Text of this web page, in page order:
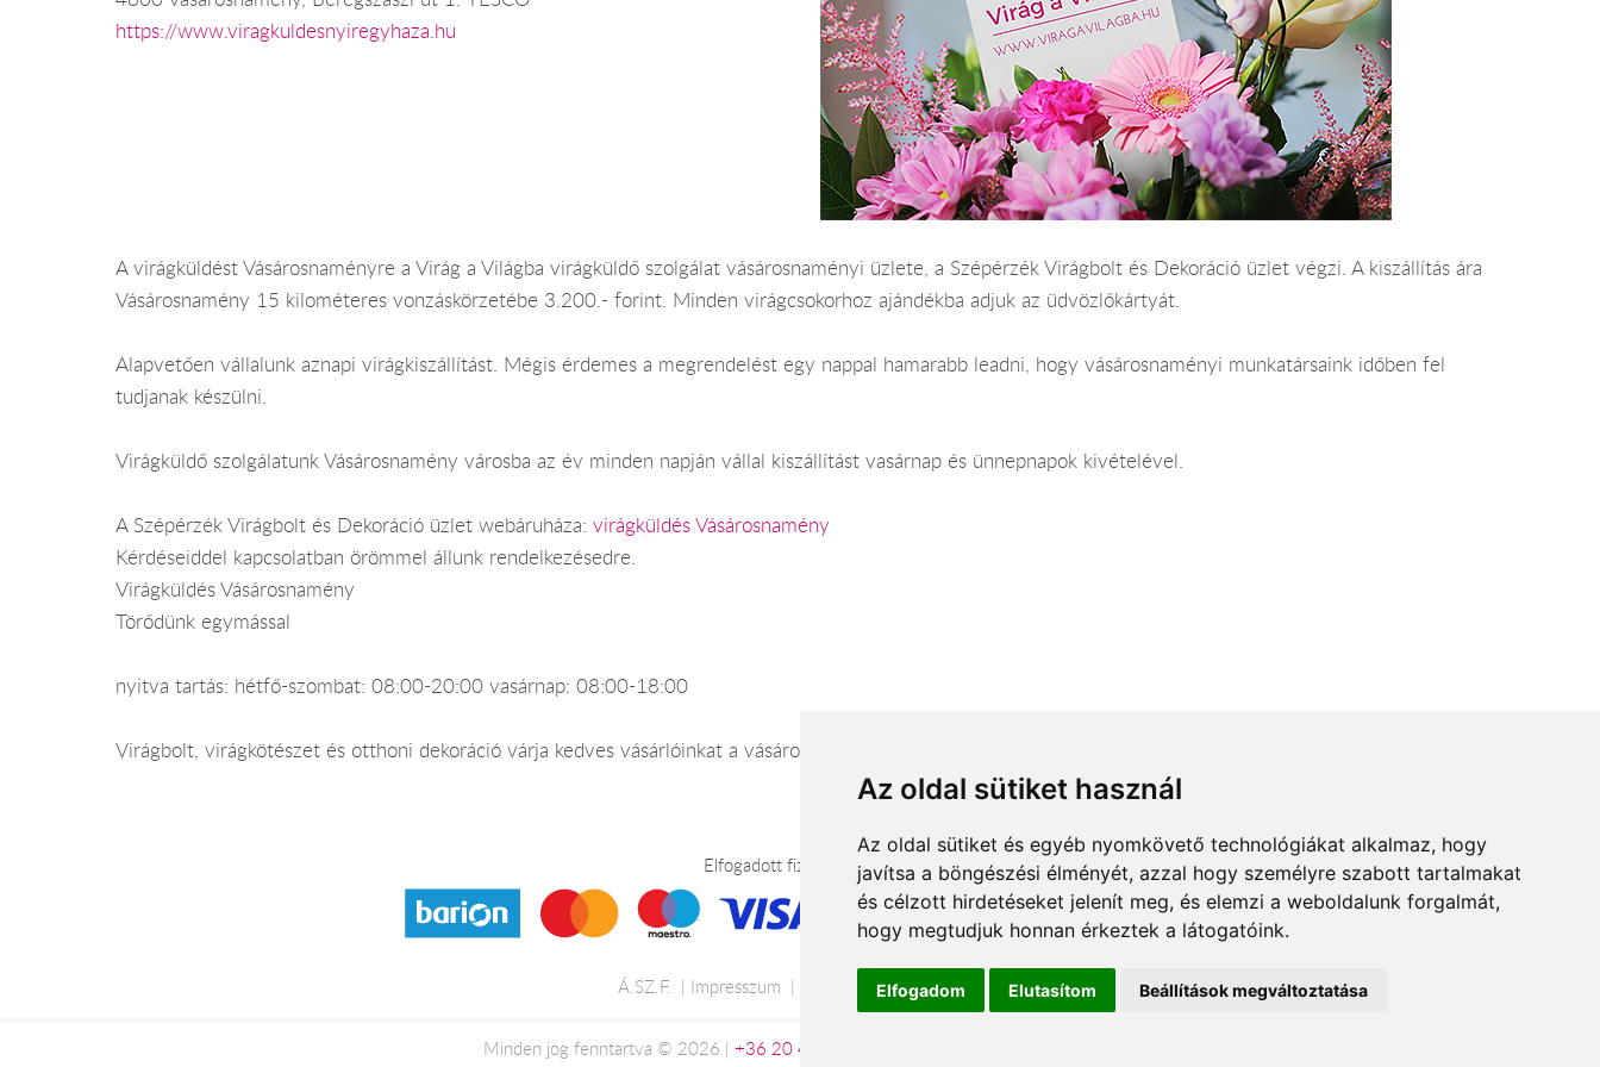
Az oldal sütiket használ
Az oldal sütiket és egyéb nyomkövető technológiákat alkalmaz, hogy
javítsa a böngészési élményét, azzal hogy személyre szabott tartalmakat
és célzott hirdetéseket jelenít meg, és elemzi a weboldalunk forgalmát,
hogy megtudjuk honnan érkeztek a látogatóink.
Elfogadom Elutasítom Beállítások megváltoztatása
https://www.viragkuldesnyiregyhaza.hu
A virágküldést Vásárosnaményre a Virág a Világba virágküldő szolgálat vásárosnaményi üzlete, a Szépérzék Virágbolt és Dekoráció üzlet végzi. A kiszállítás ára
Vásárosnamény 15 kilométeres vonzáskörzetébe 3.200.- forint. Minden virágcsokorhoz ajándékba adjuk az üdvözlőkártyát.
Alapvetően vállalunk aznapi virágkiszállítást. Mégis érdemes a megrendelést egy nappal hamarabb leadni, hogy vásárosnaményi munkatársaink időben fel
tudjanak készülni.
Virágküldő szolgálatunk Vásárosnamény városba az év minden napján vállal kiszállítást vasárnap és ünnepnapok kivételével.
A Szépérzék Virágbolt és Dekoráció üzlet webáruháza: virágküldés Vásárosnamény
Kérdéseiddel kapcsolatban örömmel állunk rendelkezésedre.
Virágküldés Vásárosnamény
Törődünk egymással
nyitva tartás: hétfő-szombat: 08:00-20:00 vasárnap: 08:00-18:00
Virágbolt, virágkötészet és otthoni dekoráció várja kedves vásárlóinkat a vásárosnaményi üzletünkben.
Elfogadott fizetési módok
Á.SZ.F. Impresszum Adatkezelési tájékoztató
Minden jog fenntartva © 2026 | +36 20 488-8362